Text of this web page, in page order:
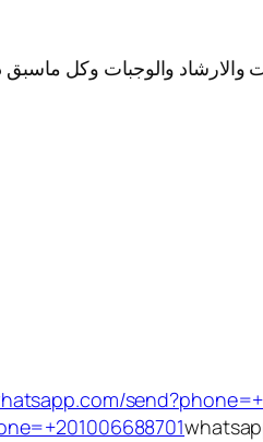
والارشاد والوجبات وكل